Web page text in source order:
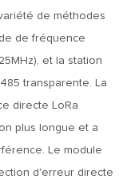
de méthodes
de fréquence
et la station
transparente. La
directe LoRa
plus longue et a
Le module
d'erreur directe